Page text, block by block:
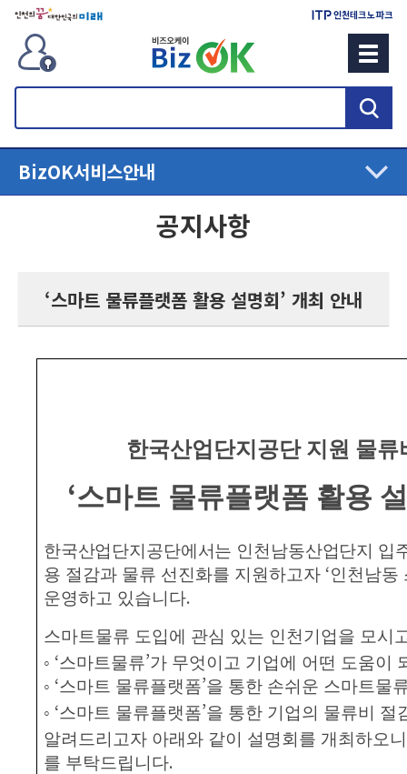
검
BizOK서비스안내
공지사항
‘스마트 물류플랫폼 활용 설명회’ 개최 안내
한국산업단지공단 지원 물류
‘스마트 물류플랫폼 활용
한국산업단지공단에서는 인천남동산업단지 입
용 절감과 물류 선진화를 지원하고자 ‘인천남동
운영하고 있습니다.
스마트물류 도입에 관심 있는 인천기업을 모시
◦ ‘스마트물류’가 무엇이고 기업에 어떤 도움이
◦ ‘스마트 물류플랫폼’을 통한 손쉬운 스마트물
◦ ‘스마트 물류플랫폼’을 통한 기업의 물류비 절
알려드리고자 아래와 같이 설명회를 개최하오니
를 부탁드립니다.